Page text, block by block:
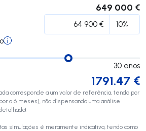
649 000 €
30 anos
1791.47 €
corresponde a um valor de referência, tendo por
a 6 meses), não dispensando uma análise
simulações é meramente indicativa, tendo como